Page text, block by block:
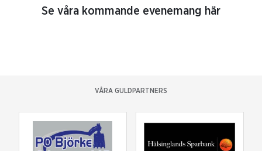
Se våra kommande evenemang här
VÅRA GULDPARTNERS